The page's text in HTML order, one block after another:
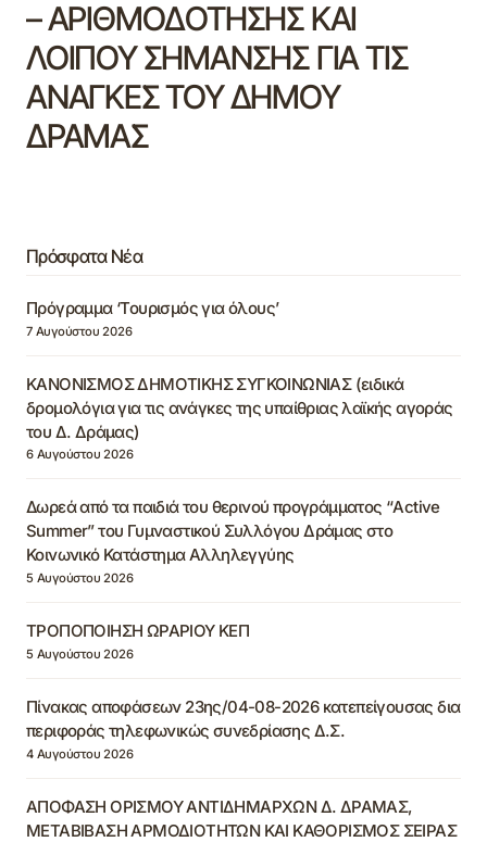
– ΑΡΙΘΜΟΔΟΤΗΣΗΣ ΚΑΙ
ΛΟΙΠΟΥ ΣΗΜΑΝΣΗΣ ΓΙΑ ΤΙΣ
ΑΝΑΓΚΕΣ ΤΟΥ ΔΗΜΟΥ
ΔΡΑΜΑΣ
Πρόσφατα Νέα
Πρόγραμμα ‘Τουρισμός για όλους’
7 Αυγούστου 2026
ΚΑΝΟΝΙΣΜΟΣ ΔΗΜΟΤΙΚΗΣ ΣΥΓΚΟΙΝΩΝΙΑΣ (ειδικά
δρομολόγια για τις ανάγκες της υπαίθριας λαϊκής αγοράς
του Δ. Δράμας)
6 Αυγούστου 2026
Δωρεά από τα παιδιά του θερινού προγράμματος “Active
Summer” του Γυμναστικού Συλλόγου Δράμας στο
Κοινωνικό Κατάστημα Αλληλεγγύης
5 Αυγούστου 2026
ΤΡΟΠΟΠΟΙΗΣΗ ΩΡΑΡΙΟΥ ΚΕΠ
5 Αυγούστου 2026
Πίνακας αποφάσεων 23ης/04-08-2026 κατεπείγουσας δια
περιφοράς τηλεφωνικώς συνεδρίασης Δ.Σ.
4 Αυγούστου 2026
ΑΠΟΦΑΣΗ ΟΡΙΣΜΟΥ ΑΝΤΙΔΗΜΑΡΧΩΝ Δ. ΔΡΑΜΑΣ,
ΜΕΤΑΒΙΒΑΣΗ ΑΡΜΟΔΙΟΤΗΤΩΝ ΚΑΙ ΚΑΘΟΡΙΣΜΟΣ ΣΕΙΡΑΣ